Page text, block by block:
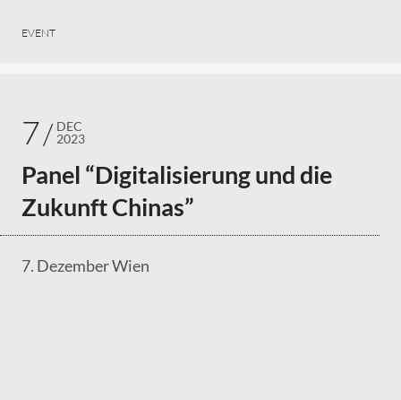
EVENT
7
DEC
2023
Panel “Digitalisierung und die
Zukunft Chinas”
7. Dezember Wien